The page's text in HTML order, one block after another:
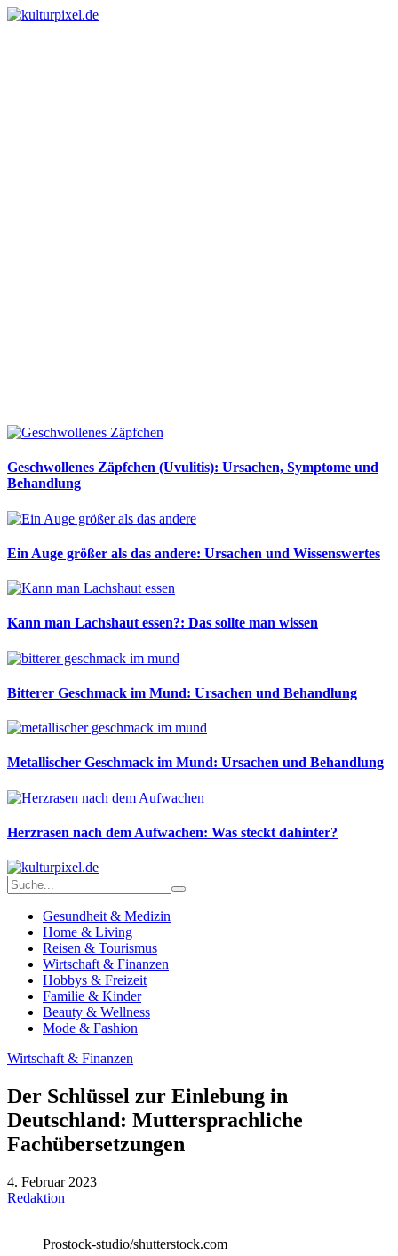
Geschwollenes Zäpfchen (Uvulitis): Ursachen, Symptome und
Behandlung
Ein Auge größer als das andere: Ursachen und Wissenswertes
Kann man Lachshaut essen?: Das sollte man wissen
Bitterer Geschmack im Mund: Ursachen und Behandlung
Metallischer Geschmack im Mund: Ursachen und Behandlung
Herzrasen nach dem Aufwachen: Was steckt dahinter?
Gesundheit & Medizin
Home & Living
Reisen & Tourismus
Wirtschaft & Finanzen
Hobbys & Freizeit
Familie & Kinder
Beauty & Wellness
Mode & Fashion
Wirtschaft & Finanzen
Der Schlüssel zur Einlebung in
Deutschland: Muttersprachliche
Fachübersetzungen
4. Februar 2023
Redaktion
Prostock-studio/shutterstock.com